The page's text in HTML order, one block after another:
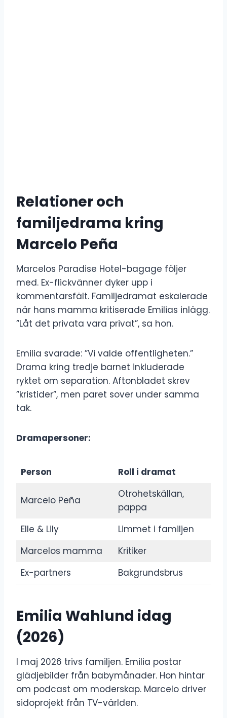
Relationer och
familjedrama kring
Marcelo Peña
Marcelos Paradise Hotel-bagage följer
med. Ex-flickvänner dyker upp i
kommentarsfält. Familjedramat eskalerade
när hans mamma kritiserade Emilias inlägg.
”Låt det privata vara privat”, sa hon.
Emilia svarade: ”Vi valde offentligheten.”
Drama kring tredje barnet inkluderade
ryktet om separation. Aftonbladet skrev
”kristider”, men paret sover under samma
tak.
Dramapersoner:
Person Roll i dramat
Marcelo Peña
Otrohetskällan,
pappa
Elle & Lily
Limmet i familjen
Marcelos mamma
Kritiker
Ex-partners
Bakgrundsbrus
Emilia Wahlund idag
(2026)
I maj 2026 trivs familjen. Emilia postar
glädjebilder från babymånader. Hon hintar
om podcast om moderskap. Marcelo driver
sidoprojekt från TV-världen.